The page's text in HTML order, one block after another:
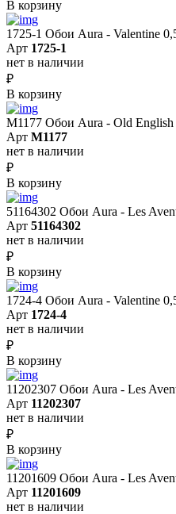
В корзину
1725-1 Обои Aura - Valentine
Арт 1725-1
нет в наличии
₽
В корзину
M1177 Обои Aura - Old
Арт M1177
нет в наличии
₽
В корзину
51164302 Обои Aura - Les
Арт 51164302
нет в наличии
₽
В корзину
1724-4 Обои Aura - Valentine
Арт 1724-4
нет в наличии
₽
В корзину
11202307 Обои Aura - Les
Арт 11202307
нет в наличии
₽
В корзину
11201609 Обои Aura - Les
Арт 11201609
нет в наличии